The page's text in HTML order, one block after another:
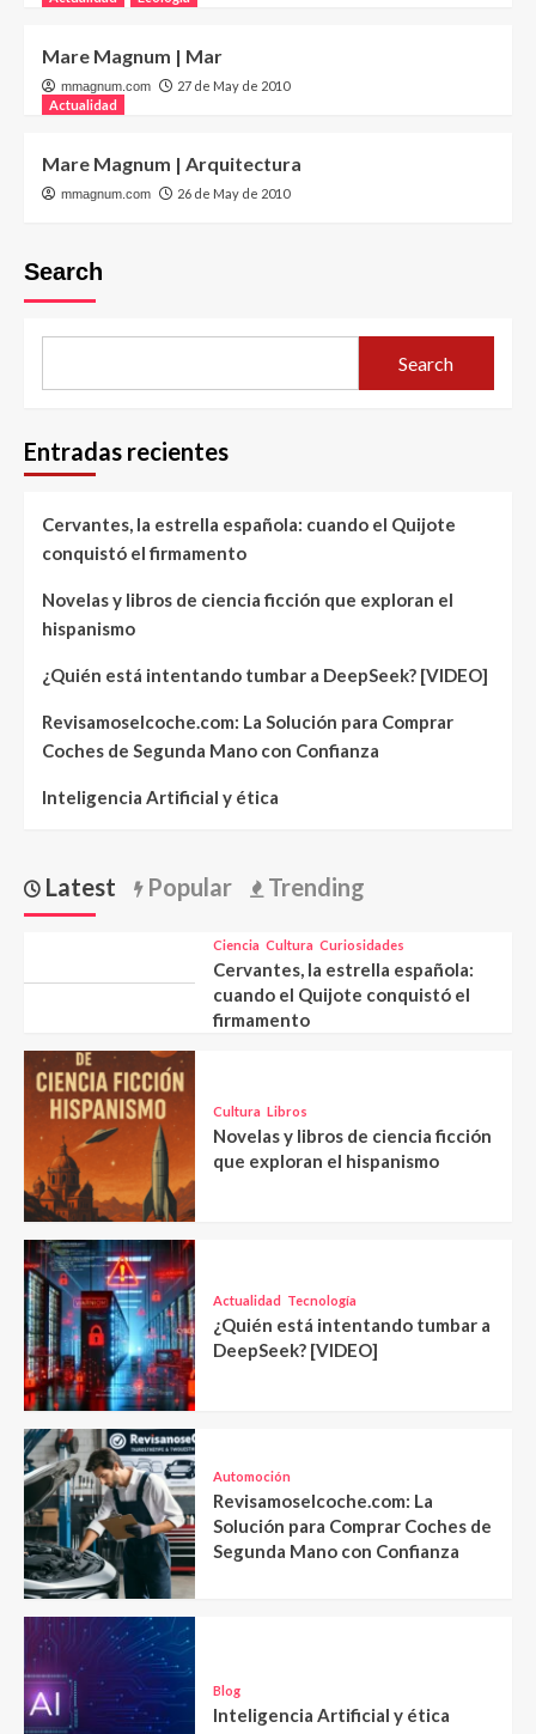
Mare Magnum | Mar
mmagnum.com
27 de May de 2010
Actualidad
Mare Magnum | Arquitectura
mmagnum.com 26 de May de 2010
Search
Search
Entradas recientes
Cervantes, la estrella española: cuando el Quijote
conquistó el firmamento
Novelas y libros de ciencia ficción que exploran el
hispanismo
¿Quién está intentando tumbar a DeepSeek? [VIDEO]
Revisamoselcoche.com: La Solución para Comprar
Coches de Segunda Mano con Confianza
Inteligencia Artificial y ética
Latest Popular Trending
Ciencia Cultura Curiosidades
Cervantes, la estrella española:
cuando el Quijote conquistó el
firmamento
Cultura Libros
Novelas y libros de ciencia ficción
que exploran el hispanismo
Actualidad Tecnología
¿Quién está intentando tumbar a
DeepSeek? [VIDEO]
Automoción
Revisamoselcoche.com: La
Solución para Comprar Coches de
Segunda Mano con Confianza
Blog
Inteligencia Artificial y ética